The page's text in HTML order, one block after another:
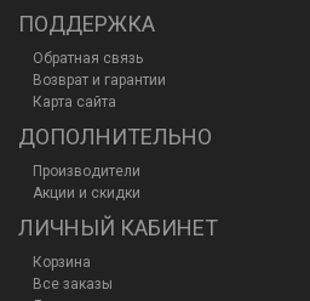
ПОДДЕРЖКА
Обратная связь
Возврат и гарантии
Карта сайта
ДОПОЛНИТЕЛЬНО
Производители
Акции и скидки
ЛИЧНЫЙ КАБИНЕТ
Корзина
Все заказы